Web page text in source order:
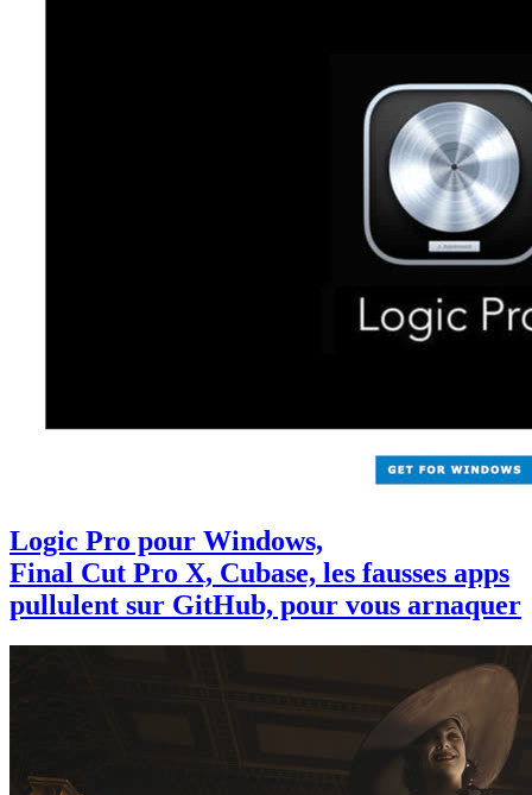
Logic Pro pour Windows,
Final Cut Pro X, Cubase, les fausses apps
pullulent sur GitHub, pour vous arnaquer